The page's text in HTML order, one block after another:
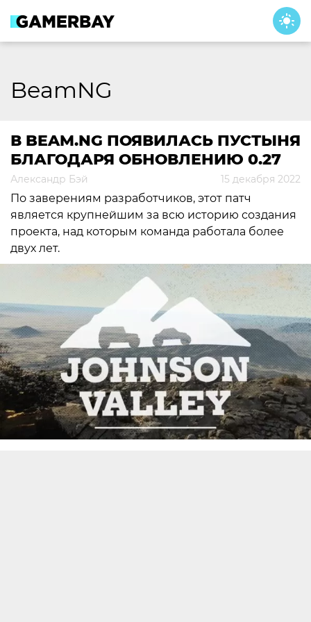
content
BeamNG
В BEAM.NG ПОЯВИЛАСЬ ПУСТЫНЯ
БЛАГОДАРЯ ОБНОВЛЕНИЮ 0.27
Александр Бэй 15 декабря 2022
По заверениям разработчиков, этот патч
является крупнейшим за всю историю создания
проекта, над которым команда работала более
двух лет.